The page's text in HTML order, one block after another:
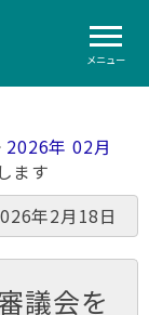
メニュー
2026年 02月
ます
年2月18日
議会を